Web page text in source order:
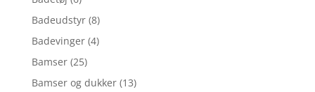
Badeudstyr (8)
Badevinger (4)
Bamser (25)
Bamser og dukker (13)